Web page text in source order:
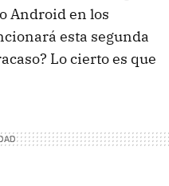
Android en los
esta segunda
Lo cierto es que